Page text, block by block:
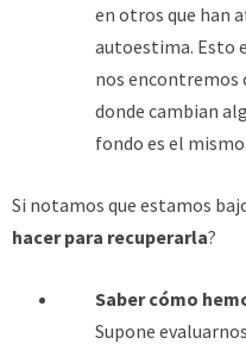
en otros que han
autoestima. Esto
nos encontremos
donde cambian
fondo es el mismo.
Si notamos que estamos
hacer para recuperarla?
Saber cómo
Supone